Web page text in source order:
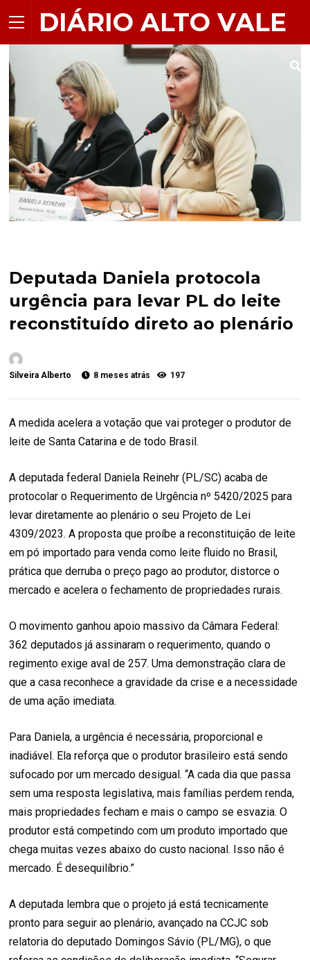
DIÁRIO ALTO VALE
Deputada Daniela protocola
urgência para levar PL do leite
reconstituído direto ao plenário
Silveira Alberto 8 meses atrás 197
A medida acelera a votação que vai proteger o produtor de
leite de Santa Catarina e de todo Brasil.
A deputada federal Daniela Reinehr (PL/SC) acaba de
protocolar o Requerimento de Urgência nº 5420/2025 para
levar diretamente ao plenário o seu Projeto de Lei
4309/2023. A proposta que proíbe a reconstituição de leite
em pó importado para venda como leite fluido no Brasil,
prática que derruba o preço pago ao produtor, distorce o
mercado e acelera o fechamento de propriedades rurais.
O movimento ganhou apoio massivo da Câmara Federal:
362 deputados já assinaram o requerimento, quando o
regimento exige aval de 257. Uma demonstração clara de
que a casa reconhece a gravidade da crise e a necessidade
de uma ação imediata.
Para Daniela, a urgência é necessária, proporcional e
inadiável. Ela reforça que o produtor brasileiro está sendo
sufocado por um mercado desigual. “A cada dia que passa
sem uma resposta legislativa, mais famílias perdem renda,
mais propriedades fecham e mais o campo se esvazia. O
produtor está competindo com um produto importado que
chega muitas vezes abaixo do custo nacional. Isso não é
mercado. É desequilíbrio.”
A deputada lembra que o projeto já está tecnicamente
pronto para seguir ao plenário, avançado na CCJC sob
relatoria do deputado Domingos Sávio (PL/MG), o que